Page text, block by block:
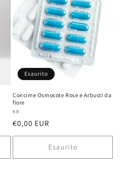
Esaurito
Concime Osmocote Rose e Arbusti da
fiore
Fornitore:
KB
Prezzo
di
€0,00 EUR
Esaurito